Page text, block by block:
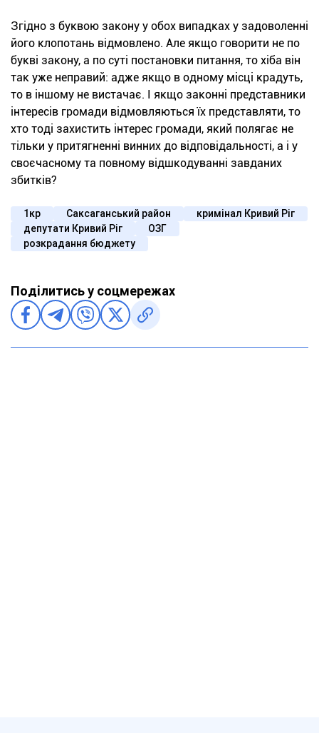
Згідно з буквою закону у обох випадках у задоволенні
його клопотань відмовлено. Але якщо говорити не по
букві закону, а по суті постановки питання, то хіба він
так уже неправий: адже якщо в одному місці крадуть,
то в іншому не вистачає. І якщо законні представники
інтересів громади відмовляються їх представляти, то
хто тоді захистить інтерес громади, який полягає не
тільки у притягненні винних до відповідальності, а і у
своєчасному та повному відшкодуванні завданих
збитків?
1кр Саксаганський район
кримінал Кривий Ріг
депутати Кривий Ріг
ОЗГ
розкрадання бюджету
Поділитись у соцмережах